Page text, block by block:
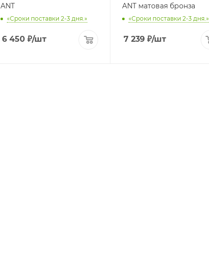
ANT
«Сроки поставки 2-3 дня.»
6 450₽/шт
ANT матовая бронза
«Сроки поставки 2-3 дня.»
7 239 ₽/шт